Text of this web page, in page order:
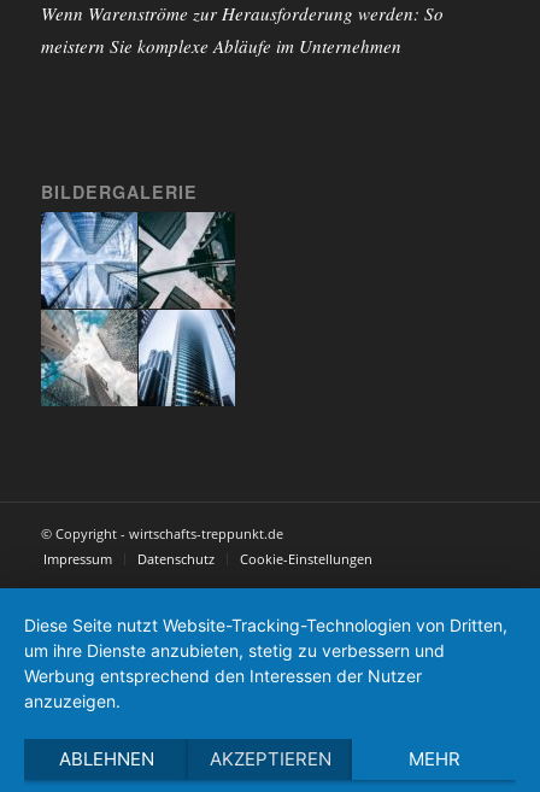
Wenn Warenströme zur Herausforderung werden: So
meistern Sie komplexe Abläufe im Unternehmen
BILDERGALERIE
© Copyright - wirtschafts-treppunkt.de
Impressum
Datenschutz Cookie-Einstellungen
Diese Seite nutzt Website-Tracking-Technologien von Dritten,
um ihre Dienste anzubieten, stetig zu verbessern und
Werbung entsprechend den Interessen der Nutzer
anzuzeigen.
ABLEHNEN AKZEPTIEREN MEHR